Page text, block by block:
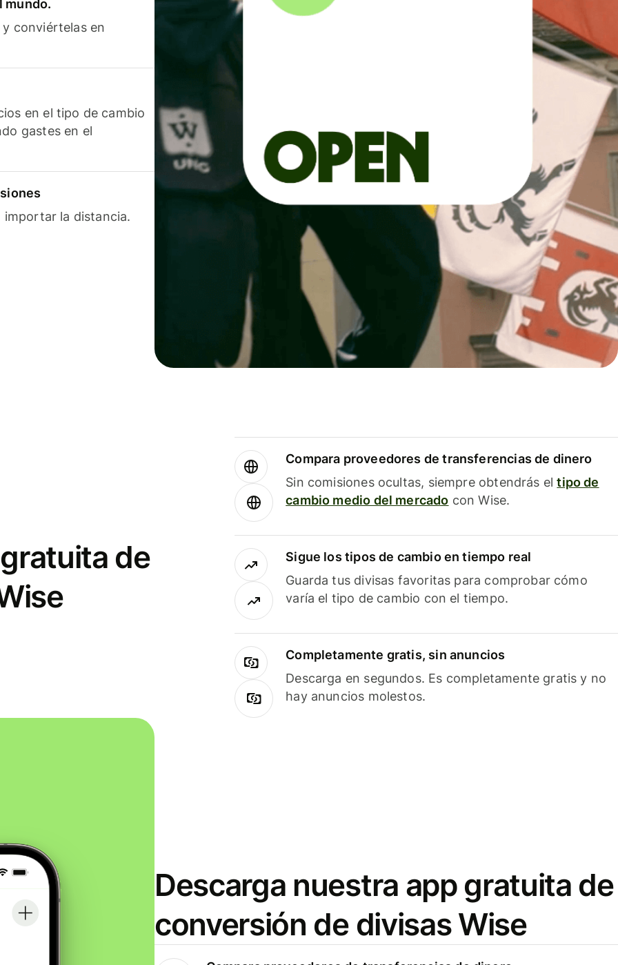
mundo.
conviértelas en
en el tipo de cambio
gastes en el
importar la distancia.
de
Compara proveedores de transferencias de dinero
Sin comisiones ocultas, siempre obtendrás eltipo de
cambio medio del mercado con Wise.
Sigue los tipos de cambio en tiempo real
Guarda tus divisas favoritas para comprobar cómo
varía el tipo de cambio con el tiempo.
Completamente gratis, sin anuncios
Descarga en segundos. Es completamente gratis y no
hay anuncios molestos.
Descarga nuestra app gratuita de
conversión de divisas Wise